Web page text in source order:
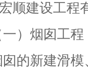
顺建设工程
一）烟囱工
囱的新建滑